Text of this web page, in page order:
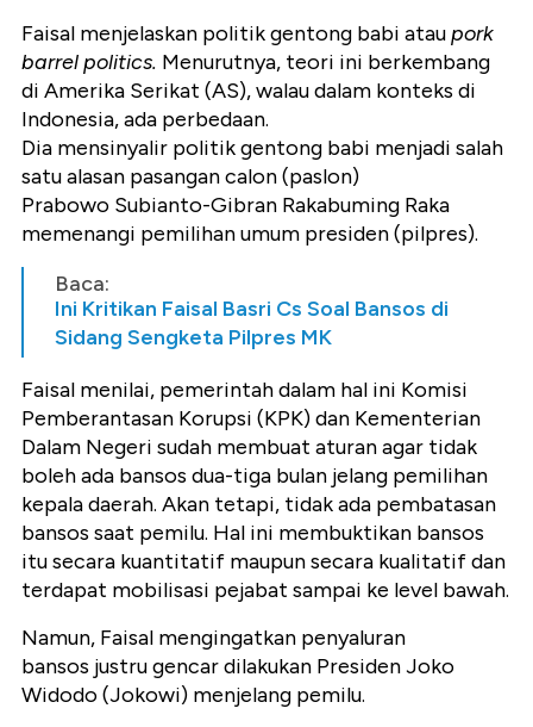
Faisal menjelaskan politik gentong babi ataupork
barrel politics. Menurutnya, teori ini berkembang
di Amerika Serikat (AS), walau dalam konteks di
Indonesia, ada perbedaan.
Dia mensinyalir politik gentong babi menjadi salah
satu alasan pasangan calon (paslon)
Prabowo Subianto-Gibran Rakabuming Raka
memenangi pemilihan umum presiden (pilpres).
Baca:
Ini Kritikan Faisal Basri Cs Soal Bansos di
Sidang Sengketa Pilpres MK
Faisal menilai, pemerintah dalam hal ini Komisi
Pemberantasan Korupsi (KPK) dan Kementerian
Dalam Negeri sudah membuat aturan agar tidak
boleh ada bansos dua-tiga bulan jelang pemilihan
kepala daerah. Akan tetapi, tidak ada pembatasan
bansos saat pemilu. Hal ini membuktikan bansos
itu secara kuantitatif maupun secara kualitatif dan
terdapat mobilisasi pejabat sampai ke level bawah.
Namun, Faisal mengingatkan penyaluran
bansos justru gencar dilakukan Presiden Joko
Widodo (Jokowi) menjelang pemilu.